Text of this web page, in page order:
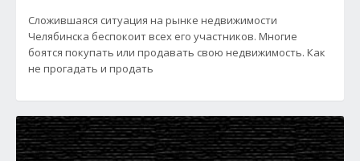
Сложившаяся ситуация на рынке недвижимости
Челябинска беспокоит всех его участников. Многие
боятся покупать или продавать свою недвижимость. Как
не прогадать и продать